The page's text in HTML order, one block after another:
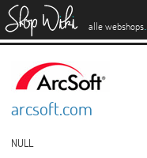
alle webshops.
arcsoft.com
NULL